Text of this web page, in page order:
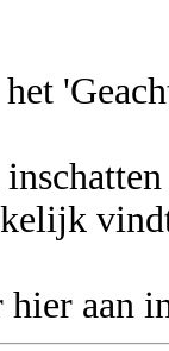
hier aan